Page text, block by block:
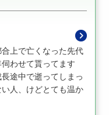
上で亡くなった先代
わせて貰ってます
途中で逝ってしまっ
人、けどとても温か